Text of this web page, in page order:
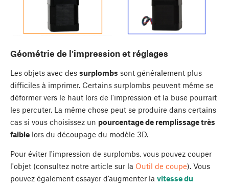
Géométrie de l'impression et réglages
Les objets avec des surplombs sont généralement plus
difficiles à imprimer. Certains surplombs peuvent même se
déformer vers le haut lors de l'impression et la buse pourrait
les percuter. La même chose peut se produire dans certains
cas si vous choisissez un pourcentage de remplissage très
faible lors du découpage du modèle 3D.
Pour éviter l'impression de surplombs, vous pouvez couper
l'objet (consultez notre article sur la Outil de coupe). Vous
pouvez également essayer d’augmenter la vitesse du